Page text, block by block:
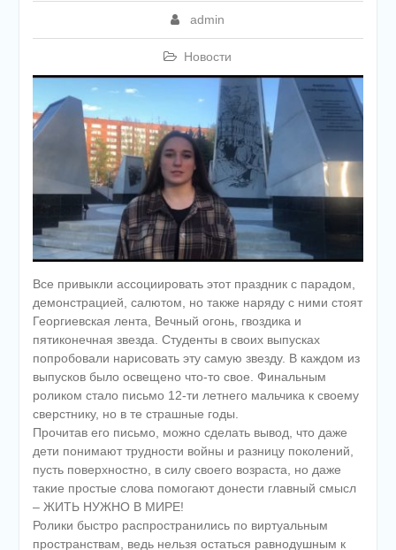
admin
Новости
Все привыкли ассоциировать этот праздник с парадом,
демонстрацией, салютом, но также наряду с ними стоят
Георгиевская лента, Вечный огонь, гвоздика и
пятиконечная звезда. Студенты в своих выпусках
попробовали нарисовать эту самую звезду. В каждом из
выпусков было освещено что-то свое. Финальным
роликом стало письмо 12-ти летнего мальчика к своему
сверстнику, но в те страшные годы.
Прочитав его письмо, можно сделать вывод, что даже
дети понимают трудности войны и разницу поколений,
пусть поверхностно, в силу своего возраста, но даже
такие простые слова помогают донести главный смысл
– ЖИТЬ НУЖНО В МИРЕ!
Ролики быстро распространились по виртуальным
пространствам, ведь нельзя остаться равнодушным к